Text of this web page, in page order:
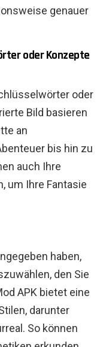
genauer
oder Konzepte
oder
Bild basieren
an
bis hin zu
auch Ihre
um Ihre Fantasie
haben,
den Sie
APK bietet eine
darunter
So können